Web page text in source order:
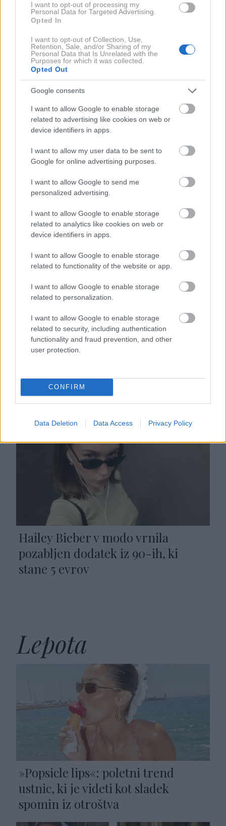
I want to opt-out of processing my
Personal Data for Targeted Advertising.
Opted In
I want to opt-out of Collection, Use,
Retention, Sale, and/or Sharing of my
Personal Data that Is Unrelated with the
Purposes for which it was collected.
Opted Out
Google consents
I want to allow Google to enable storage
related to advertising like cookies on web or
device identifiers in apps.
I want to allow my user data to be sent to
Google for online advertising purposes.
I want to allow Google to send me
personalized advertising.
I want to allow Google to enable storage
related to analytics like cookies on web or
device identifiers in apps.
I want to allow Google to enable storage
related to functionality of the website or app.
I want to allow Google to enable storage
related to personalization.
I want to allow Google to enable storage
related to security, including authentication
functionality and fraud prevention, and other
user protection.
CONFIRM
Data Deletion Data Access Privacy Policy
ANDREA ROSSO DIESEL
Moda
Tamiko Jewellery:
znamka finega
nakita, ki jo velja
imeti na radarju
spominja na spalno
srajco: Margot
način
Centralnem parku
vrača na stopničke
Hailey Bieber v modo vrnila
pozabljen dodatek iz 90-ih, ki
stane 5 evrov
Lepota
»Popsicle lips«: poletni trend
ustnic, ki je videti kot sladek
spomin iz otroštva